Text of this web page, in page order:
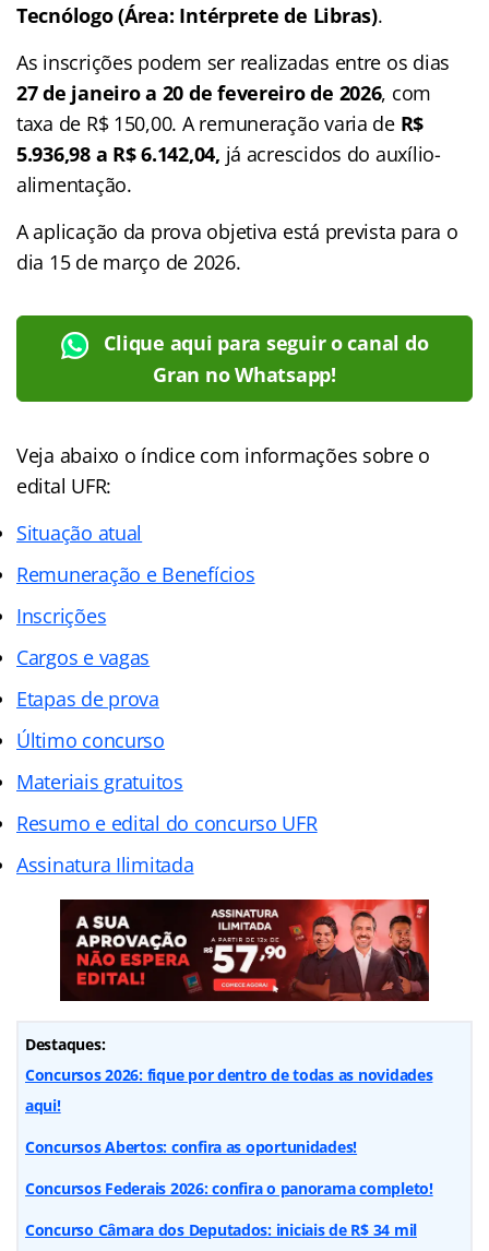
Tecnólogo (Área: Intérprete de Libras).
As inscrições podem ser realizadas entre os dias
27 de janeiro a 20 de fevereiro de 2026, com
taxa de R$ 150,00. A remuneração varia de R$
5.936,98 a R$ 6.142,04, já acrescidos do auxílio-
alimentação.
A aplicação da prova objetiva está prevista para o
dia 15 de março de 2026.
Clique aqui para seguir o canal do
Gran no Whatsapp!
Veja abaixo o índicecom informações sobre o
edital UFR:
Situação atual
Remuneração e Benefícios
Inscrições
Cargos e vagas
Etapas de prova
Último concurso
Materiais gratuitos
Resumo e edital do concurso UFR
Assinatura Ilimitada
Destaques:
Concursos 2026: fique por dentro de todas as novidades
aqui!
Concursos Abertos: confira as oportunidades!
Concursos Federais 2026: confira o panorama completo!
Concurso Câmara dos Deputados: iniciais de R$ 34 mil